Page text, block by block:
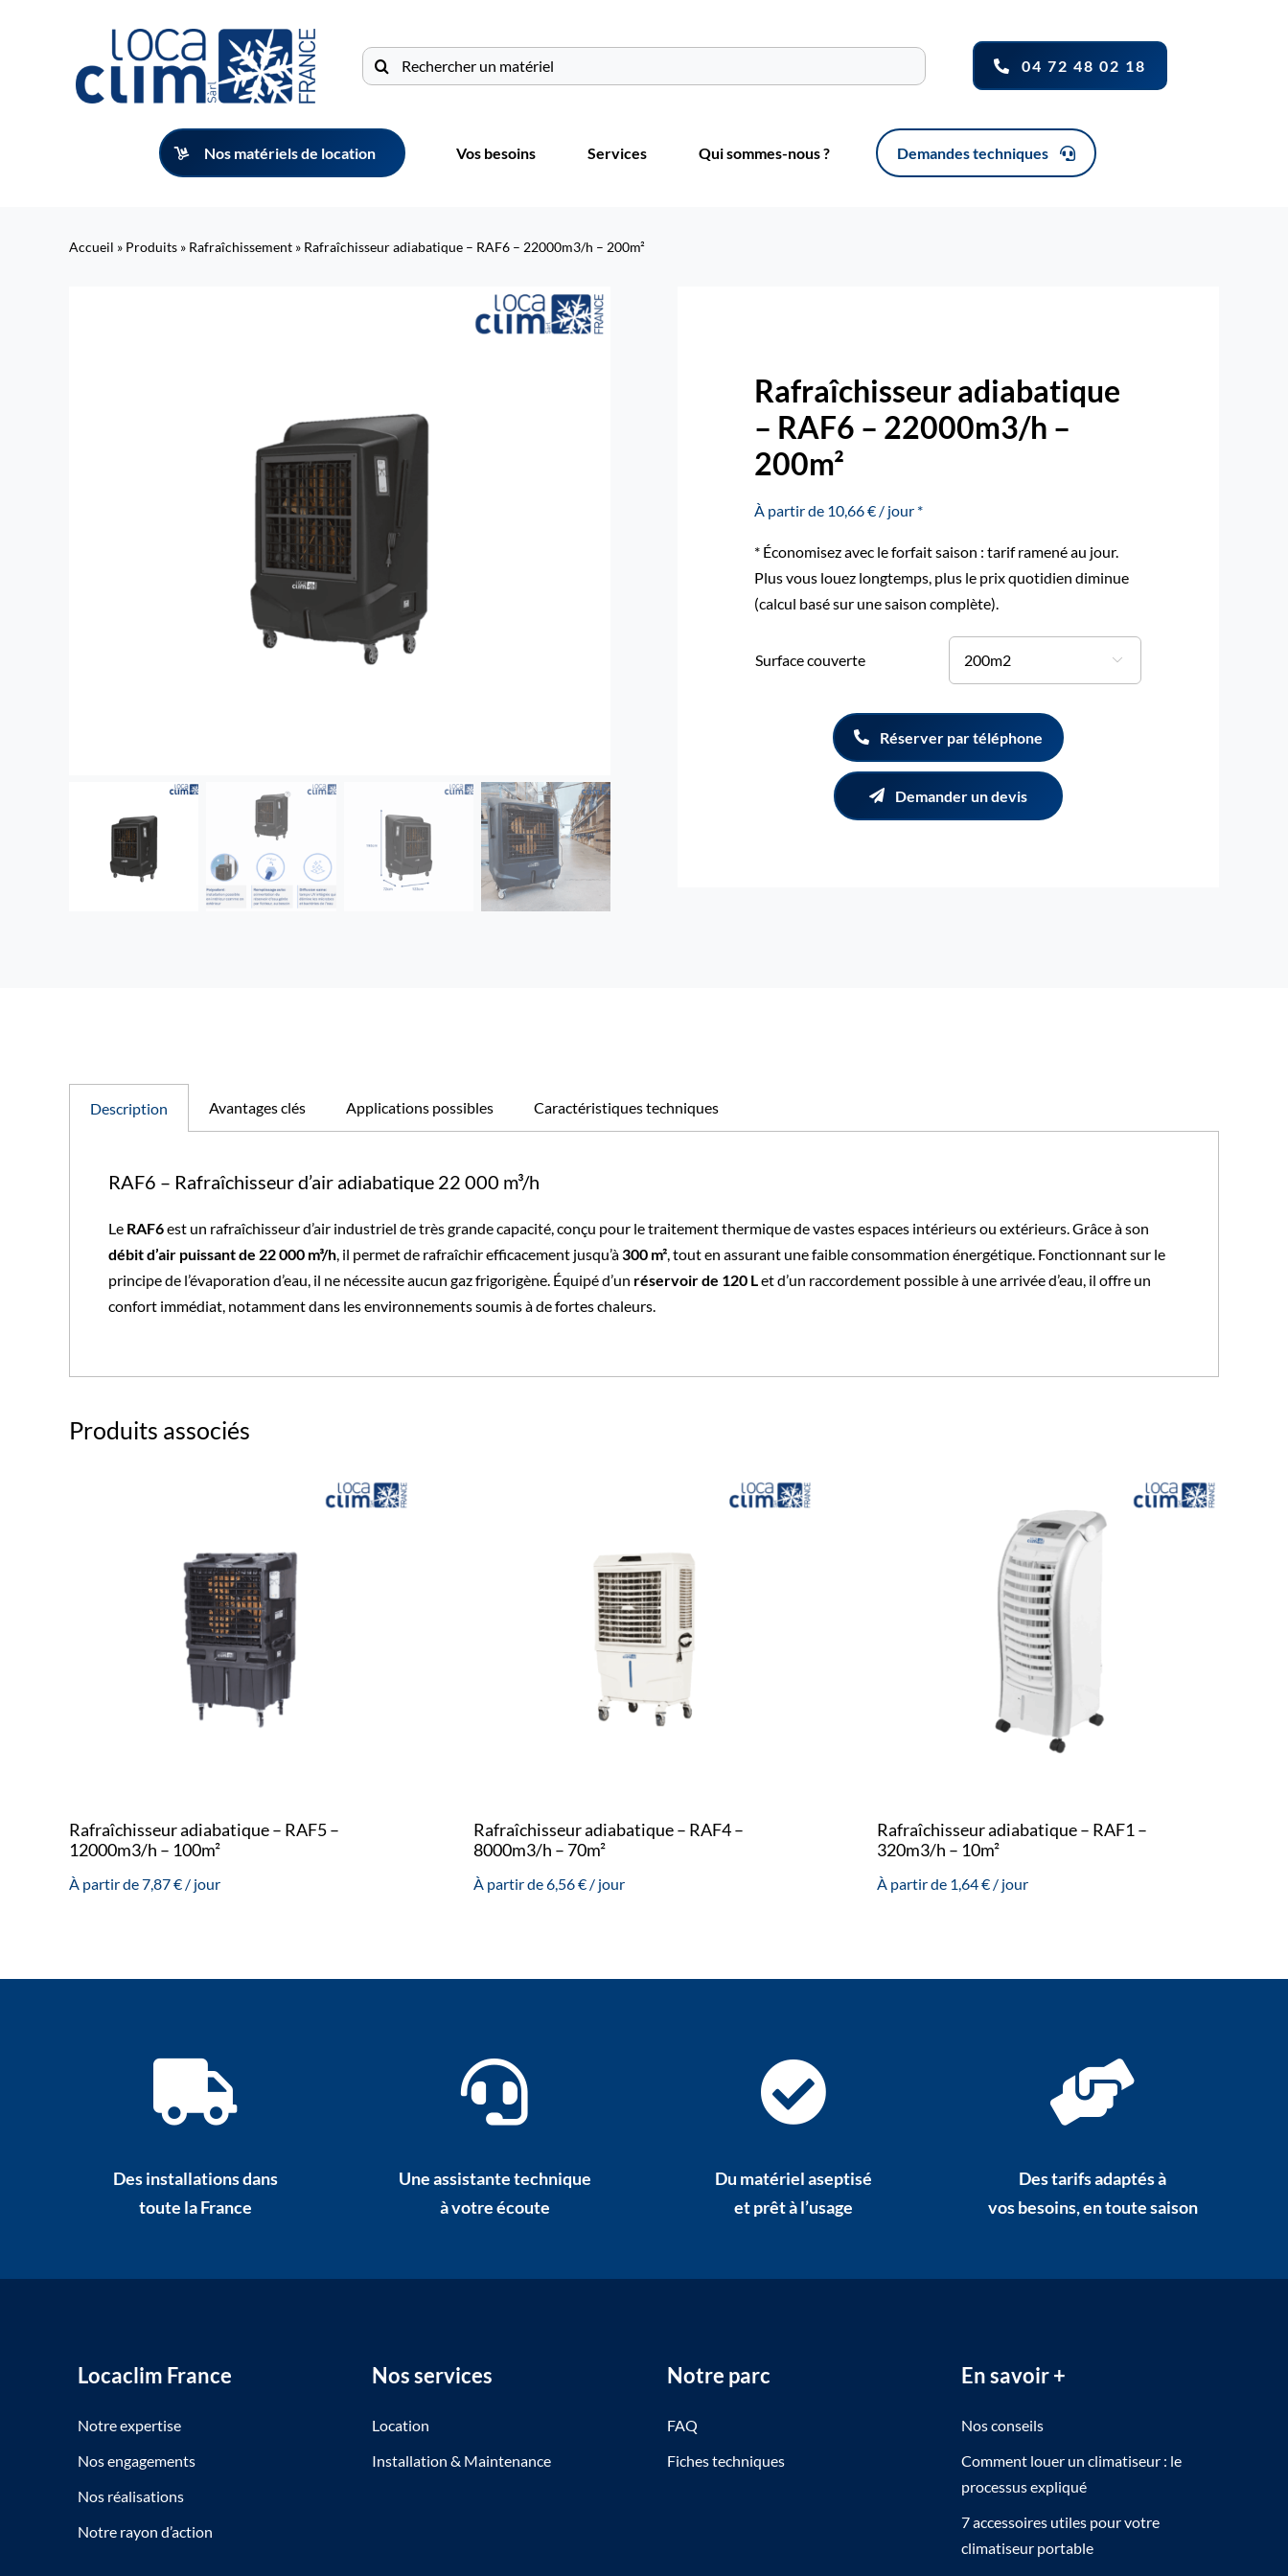
Rechercher: 04 72 48 02 18
Nos matériels de location Vos besoins Services Qui sommes-nous ? Demandes techniques
Accueil » Produits » Rafraîchissement » Rafraîchisseur adiabatique – RAF6 – 22000m3/h – 200m²
Rafraîchisseur adiabatique
– RAF6 – 22000m3/h –
200m²
À partir de 10,66 € / jour *
* Économisez avec le forfait saison : tarif ramené au jour.
Plus vous louez longtemps, plus le prix quotidien diminue
(calcul basé sur une saison complète).
Surface couverte 
Réserver par téléphone
Demander un devis
Description Avantages clés Applications possibles Caractéristiques techniques
RAF6 – Rafraîchisseur d’air adiabatique 22 000 m³/h
Le RAF6est un rafraîchisseur d’air industriel de très grande capacité, conçu pour le traitement thermique de vastes espaces intérieurs ou extérieurs. Grâce à son
débit d’air puissant de 22 000 m³/h, il permet de rafraîchir efficacement jusqu’à300 m², tout en assurant une faible consommation énergétique. Fonctionnant sur le
principe de l’évaporation d’eau, il ne nécessite aucun gaz frigorigène. Équipé d’un réservoir de 120 Let d’un raccordement possible à une arrivée d’eau, il offre un
confort immédiat, notamment dans les environnements soumis à de fortes chaleurs.
Produits associés
Rafraîchisseur adiabatique – RAF5 –
12000m3/h – 100m²
À partir de7,87€/ jour
Rafraîchisseur adiabatique – RAF4 –
8000m3/h – 70m²
À partir de6,56€/ jour
Rafraîchisseur adiabatique – RAF1 –
320m3/h – 10m²
À partir de 1,64€ / jour
Des installations dans
toute la France
Une assistante technique
à votre écoute
Du matériel aseptisé
et prêt à l’usage
Des tarifs adaptés à
vos besoins, en toute saison
Locaclim France
Notre expertise
Nos engagements
Nos réalisations
Notre rayon d’action
Nos services
Location
Installation & Maintenance
Notre parc
FAQ
Fiches techniques
En savoir +
Nos conseils
Comment louer un climatiseur : le
processus expliqué
7 accessoires utiles pour votre
climatiseur portable